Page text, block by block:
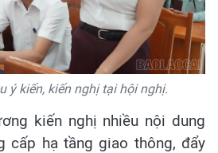
ý kiến, kiến nghị tại hội nghị.
kiến nghị nhiều nội dung
cấp hạ tầng giao thông, đẩy